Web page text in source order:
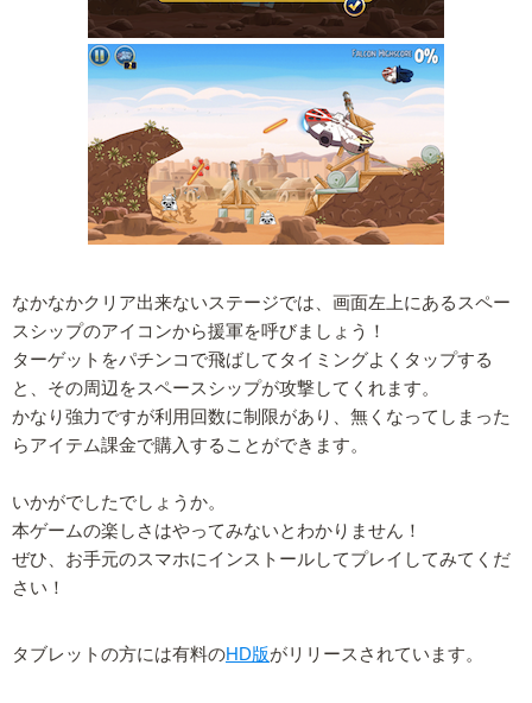
なかなかクリア出来ないステージでは、画面左上にあるスペー
スシップのアイコンから援軍を呼びましょう！
ターゲットをパチンコで飛ばしてタイミングよくタップする
と、その周辺をスペースシップが攻撃してくれます。
かなり強力ですが利用回数に制限があり、無くなってしまった
らアイテム課金で購入することができます。
いかがでしたでしょうか。
本ゲームの楽しさはやってみないとわかりません！
ぜひ、お手元のスマホにインストールしてプレイしてみてくだ
さい！
タブレットの方には有料のHD版がリリースされています。